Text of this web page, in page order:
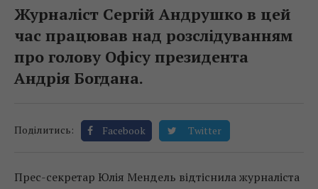
Журналіст Сергій Андрушко в цей
час працював над розслідуванням
про голову Офісу президента
Андрія Богдана.
Поділитись: Facebook Twitter
Прес-секретар Юлія Мендель відтіснила журналіста